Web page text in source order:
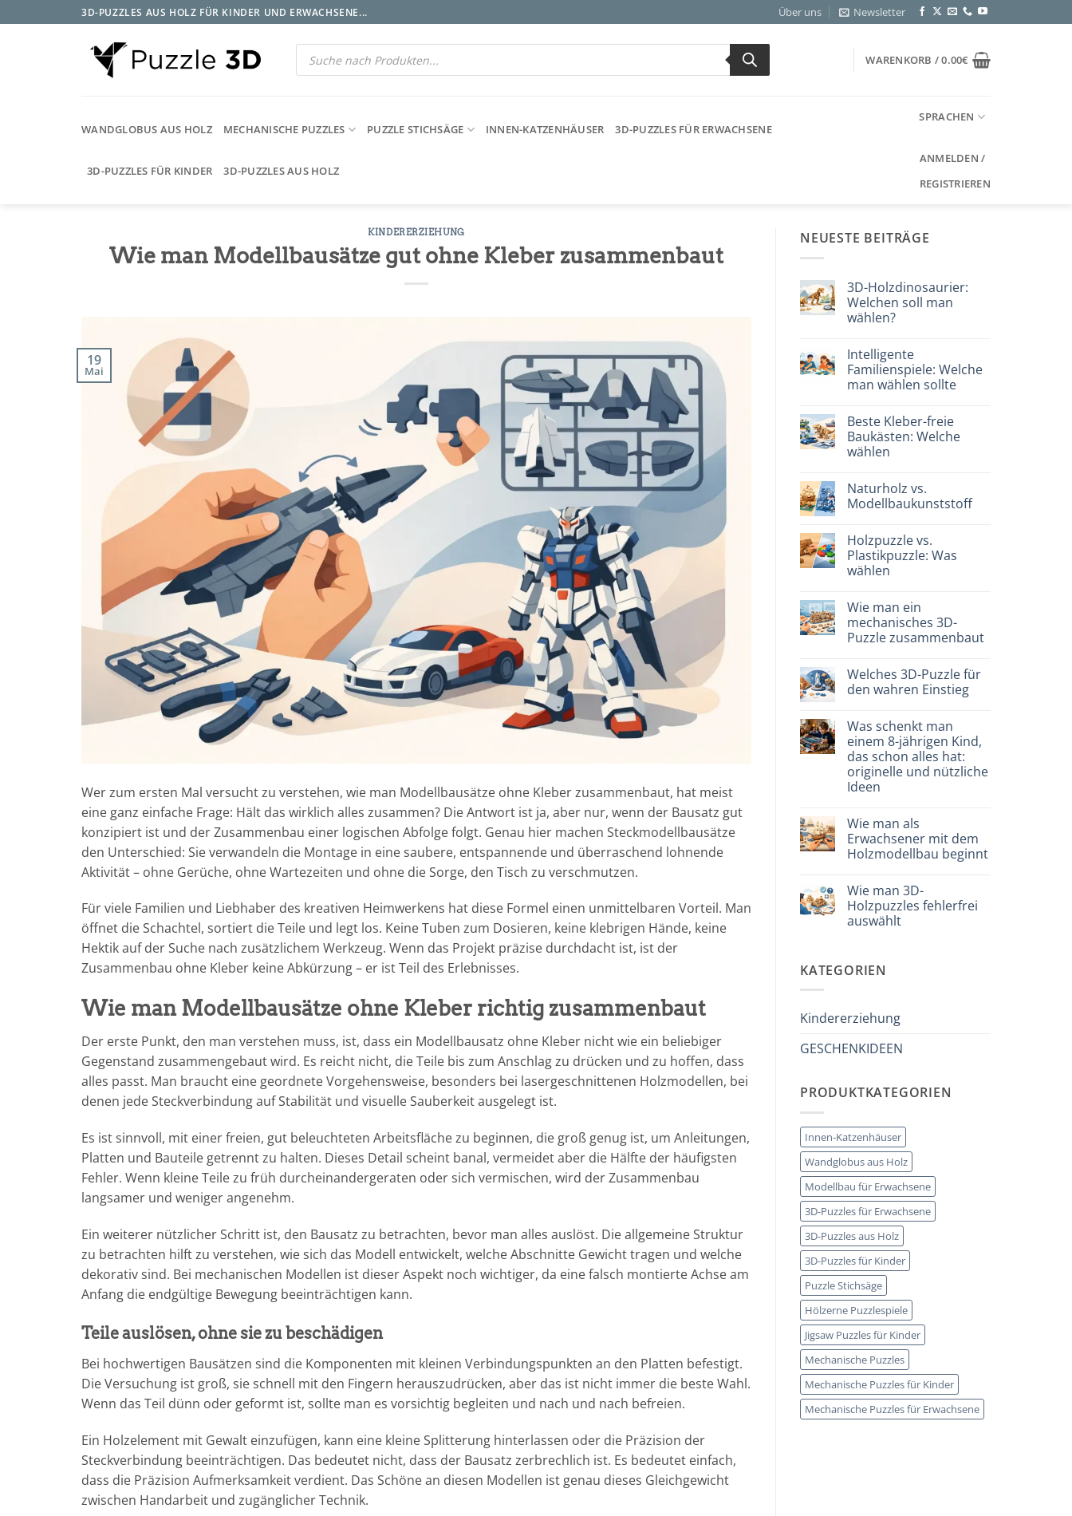
Inhalt
3D-PUZZLES AUS HOLZ FÜR KINDER UND ERWACHSENE... Über uns Newsletter
Products
search WARENKORB /0.00€
WANDGLOBUS AUS HOLZ MECHANISCHE PUZZLES PUZZLE STICHSÄGE INNEN-KATZENHÄUSER 3D-PUZZLES FÜR ERWACHSENE
3D-PUZZLES FÜR KINDER 3D-PUZZLES AUS HOLZ
SPRACHEN
ANMELDEN /
REGISTRIEREN
KINDERERZIEHUNG
Wie man Modellbausätze gut ohne Kleber zusammenbaut
19
Mai
Wer zum ersten Mal versucht zu verstehen, wie man Modellbausätze ohne Kleber zusammenbaut, hat meist
eine ganz einfache Frage: Hält das wirklich alles zusammen? Die Antwort ist ja, aber nur, wenn der Bausatz gut
konzipiert ist und der Zusammenbau einer logischen Abfolge folgt. Genau hier machen Steckmodellbausätze
den Unterschied: Sie verwandeln die Montage in eine saubere, entspannende und überraschend lohnende
Aktivität – ohne Gerüche, ohne Wartezeiten und ohne die Sorge, den Tisch zu verschmutzen.
Für viele Familien und Liebhaber des kreativen Heimwerkens hat diese Formel einen unmittelbaren Vorteil. Man
öffnet die Schachtel, sortiert die Teile und legt los. Keine Tuben zum Dosieren, keine klebrigen Hände, keine
Hektik auf der Suche nach zusätzlichem Werkzeug. Wenn das Projekt präzise durchdacht ist, ist der
Zusammenbau ohne Kleber keine Abkürzung – er ist Teil des Erlebnisses.
Wie man Modellbausätze ohne Kleber richtig zusammenbaut
Der erste Punkt, den man verstehen muss, ist, dass ein Modellbausatz ohne Kleber nicht wie ein beliebiger
Gegenstand zusammengebaut wird. Es reicht nicht, die Teile bis zum Anschlag zu drücken und zu hoffen, dass
alles passt. Man braucht eine geordnete Vorgehensweise, besonders bei lasergeschnittenen Holzmodellen, bei
denen jede Steckverbindung auf Stabilität und visuelle Sauberkeit ausgelegt ist.
Es ist sinnvoll, mit einer freien, gut beleuchteten Arbeitsfläche zu beginnen, die groß genug ist, um Anleitungen,
Platten und Bauteile getrennt zu halten. Dieses Detail scheint banal, vermeidet aber die Hälfte der häufigsten
Fehler. Wenn kleine Teile zu früh durcheinandergeraten oder sich vermischen, wird der Zusammenbau
langsamer und weniger angenehm.
Ein weiterer nützlicher Schritt ist, den Bausatz zu betrachten, bevor man alles auslöst. Die allgemeine Struktur
zu betrachten hilft zu verstehen, wie sich das Modell entwickelt, welche Abschnitte Gewicht tragen und welche
dekorativ sind. Bei mechanischen Modellen ist dieser Aspekt noch wichtiger, da eine falsch montierte Achse am
Anfang die endgültige Bewegung beeinträchtigen kann.
Teile auslösen, ohne sie zu beschädigen
Bei hochwertigen Bausätzen sind die Komponenten mit kleinen Verbindungspunkten an den Platten befestigt.
Die Versuchung ist groß, sie schnell mit den Fingern herauszudrücken, aber das ist nicht immer die beste Wahl.
Wenn das Teil dünn oder geformt ist, sollte man es vorsichtig begleiten und nach und nach befreien.
Ein Holzelement mit Gewalt einzufügen, kann eine kleine Splitterung hinterlassen oder die Präzision der
Steckverbindung beeinträchtigen. Das bedeutet nicht, dass der Bausatz zerbrechlich ist. Es bedeutet einfach,
dass die Präzision Aufmerksamkeit verdient. Das Schöne an diesen Modellen ist genau dieses Gleichgewicht
zwischen Handarbeit und zugänglicher Technik.
NEUESTE BEITRÄGE
3D-Holzdinosaurier:
Welchen soll man
wählen?
zu
Dinosauro
3D
in
scegliere
Intelligente
Familienspiele: Welche
man wählen sollte
zu
Giochi
intelligenti
per
scegliere
Beste Kleber-freie
Baukästen: Welche
wählen
zu
Migliori
kit
colla:
quali
scegliere
Naturholz vs.
Modellbaukunststoff
zu
Legno
naturale
vs
Holzpuzzle vs.
Plastikpuzzle: Was
wählen
zu
Puzzle
legno
vs
scegliere
Wie man ein
mechanisches 3D-
Puzzle zusammenbaut
zu
Come
assemblare
3D
meccanico
Welches 3D-Puzzle für
den wahren Einstieg
zu
Quale
puzzle
3D
per
iniziare
davvero
Was schenkt man
einem 8-jährigen Kind,
das schon alles hat:
originelle und nützliche
Ideen
zu
Cosa
regalare
a
di
8
anni
che
ha
e
utili
Wie man als
Erwachsener mit dem
Holzmodellbau beginnt
zu
Come
iniziare
modellismo
Wie man 3D-
Holzpuzzles fehlerfrei
auswählt
Come
scegliere
senza
KATEGORIEN
Kindererziehung
GESCHENKIDEEN
PRODUKTKATEGORIEN
Innen-Katzenhäuser
Wandglobus aus Holz
Modellbau für Erwachsene
3D-Puzzles für Erwachsene
3D-Puzzles aus Holz
3D-Puzzles für Kinder
Puzzle Stichsäge
Hölzerne Puzzlespiele
Jigsaw Puzzles für Kinder
Mechanische Puzzles
Mechanische Puzzles für Kinder
Mechanische Puzzles für Erwachsene